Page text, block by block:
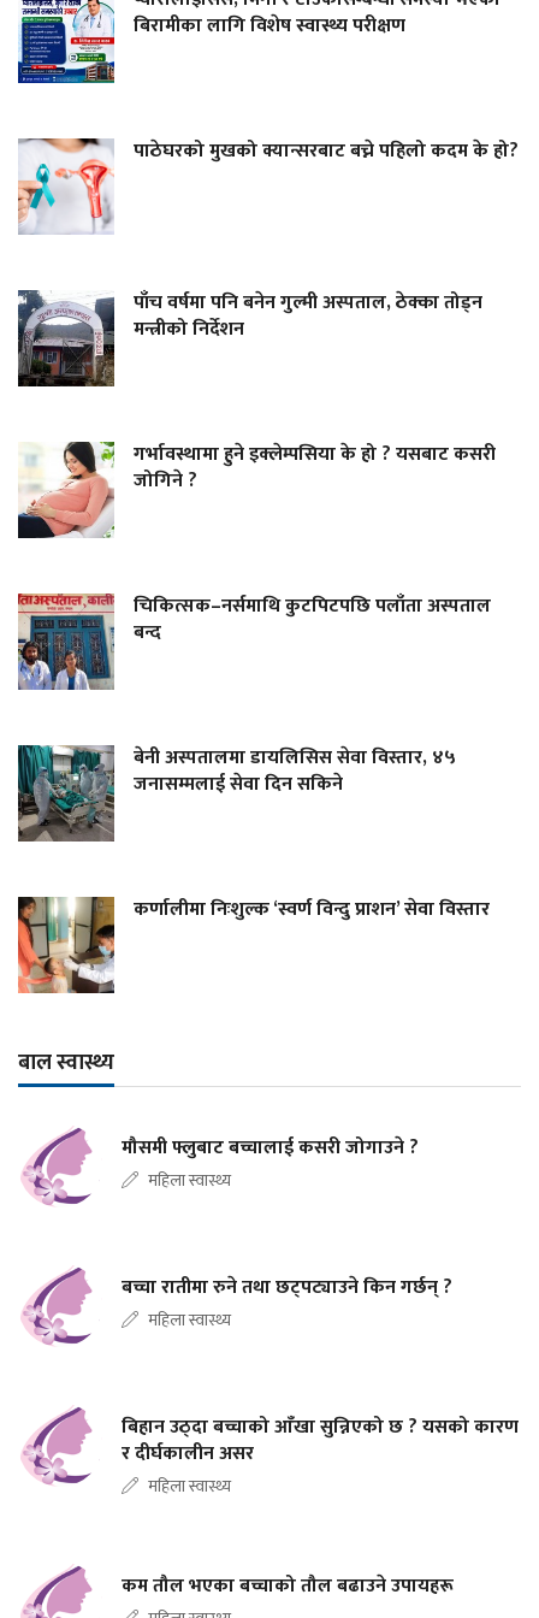
बिरामीका लागि विशेष स्वास्थ्य परीक्षण
पाठेघरको मुखको क्यान्सरबाट बच्ने पहिलो कदम के हो?
पाँच वर्षमा पनि बनेन गुल्मी अस्पताल, ठेक्का तोड्न
मन्त्रीको निर्देशन
गर्भावस्थामा हुने इक्लेम्पसिया के हो ? यसबाट कसरी
जोगिने ?
चिकित्सक–नर्समाथि कुटपिटपछि पलाँता अस्पताल
बन्द
बेनी अस्पतालमा डायलिसिस सेवा विस्तार, ४५
जनासम्मलाई सेवा दिन सकिने
कर्णालीमा निःशुल्क ‘स्वर्ण विन्दु प्राशन’ सेवा विस्तार
बाल स्वास्थ्य
मौसमी फ्लुबाट बच्चालाई कसरी जोगाउने ?
महिला स्वास्थ्य
बच्चा रातीमा रुने तथा छट्पट्याउने किन गर्छन् ?
महिला स्वास्थ्य
बिहान उठ्दा बच्चाको आँखा सुन्निएको छ ? यसको कारण
र दीर्घकालीन असर
महिला स्वास्थ्य
कम तौल भएका बच्चाको तौल बढाउने उपायहरू